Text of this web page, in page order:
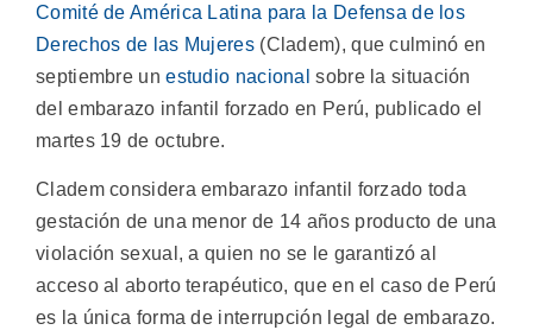
Comité de América Latina para la Defensa de los
Derechos de las Mujeres(Cladem), que culminó en
septiembre unestudio nacional sobre la situación
del embarazo infantil forzado en Perú, publicado el
martes 19 de octubre.
Cladem considera embarazo infantil forzado toda
gestación de una menor de 14 años producto de una
violación sexual, a quien no se le garantizó al
acceso al aborto terapéutico, que en el caso de Perú
es la única forma de interrupción legal de embarazo.